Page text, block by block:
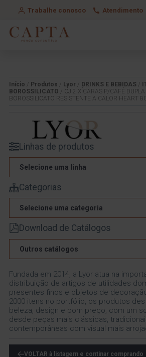
Trabalhe conosco Atendimento
Início Produtos Lyor DRINKS E BEBIDAS
BOROSSILICATO / CJ 2 XÍCARAS P/CAFÉ DUPLA
BOROSSILICATO RESISTENTE A CALOR HEART
Linhas de produtos
Selecione uma linha
Categorias
Selecione uma categoria
Download de Catálogos
Outros catálogos
Fundada em 2014, a Lyor atua na
distribuição de artigos de utilidades
presentes finos e objetos de
2000 itens no portfólio, os produtos
beleza, design e bom preço, com um
desde peças mais clássicas,
contemporâneas com visual mais
VOLTAR à listagem e continar comprando